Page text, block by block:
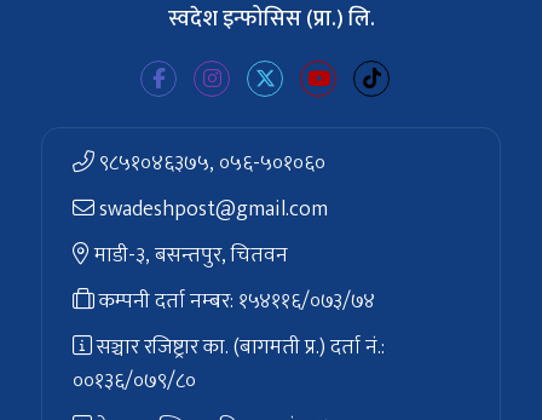
स्वदेश इन्फोसिस (प्रा.) लि.
९८५१०४६३७५, ०५६-५०१०६०
swadeshpost@gmail.com
माडी-३, बसन्तपुर, चितवन
कम्पनी दर्ता नम्बर: १५४११६/०७३/७४
सञ्चार रजिष्ट्रार का. (बागमती प्र.) दर्ता नं.:
००१३६/०७९/८०